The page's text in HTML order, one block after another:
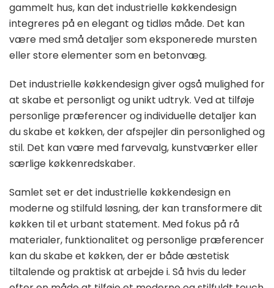
gammelt hus, kan det industrielle køkkendesign
integreres på en elegant og tidløs måde. Det kan
være med små detaljer som eksponerede mursten
eller store elementer som en betonvæg.
Det industrielle køkkendesign giver også mulighed for
at skabe et personligt og unikt udtryk. Ved at tilføje
personlige præferencer og individuelle detaljer kan
du skabe et køkken, der afspejler din personlighed og
stil. Det kan være med farvevalg, kunstværker eller
særlige køkkenredskaber.
Samlet set er det industrielle køkkendesign en
moderne og stilfuld løsning, der kan transformere dit
køkken til et urbant statement. Med fokus på rå
materialer, funktionalitet og personlige præferencer
kan du skabe et køkken, der er både æstetisk
tiltalende og praktisk at arbejde i. Så hvis du leder